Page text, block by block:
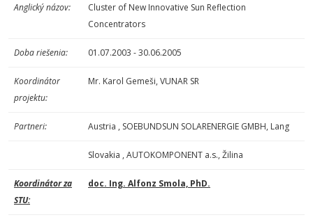
Anglický názov:
Cluster of New Innovative Sun Reflection
Concentrators
Doba riešenia: 01.07.2003 - 30.06.2005
Koordinátor
projektu:
Mr. Karol Gemeši, VUNAR SR
Partneri: Austria , SOEBUNDSUN SOLARENERGIE GMBH, Lang
Slovakia , AUTOKOMPONENT a.s., Žilina
Koordinátor za
STU:
doc. Ing. Alfonz Smola, PhD.